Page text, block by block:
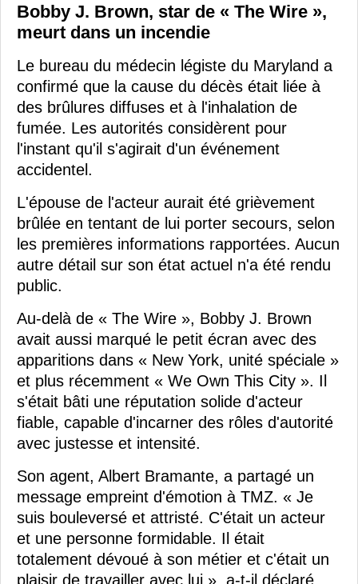
Bobby J. Brown, star de « The Wire »,
meurt dans un incendie
Le bureau du médecin légiste du Maryland a
confirmé que la cause du décès était liée à
des brûlures diffuses et à l'inhalation de
fumée. Les autorités considèrent pour
l'instant qu'il s'agirait d'un événement
accidentel.
L'épouse de l'acteur aurait été grièvement
brûlée en tentant de lui porter secours, selon
les premières informations rapportées. Aucun
autre détail sur son état actuel n'a été rendu
public.
Au-delà de « The Wire », Bobby J. Brown
avait aussi marqué le petit écran avec des
apparitions dans « New York, unité spéciale »
et plus récemment « We Own This City ». Il
s'était bâti une réputation solide d'acteur
fiable, capable d'incarner des rôles d'autorité
avec justesse et intensité.
Son agent, Albert Bramante, a partagé un
message empreint d'émotion à TMZ. « Je
suis bouleversé et attristé. C'était un acteur
et une personne formidable. Il était
totalement dévoué à son métier et c'était un
plaisir de travailler avec lui », a-t-il déclaré.